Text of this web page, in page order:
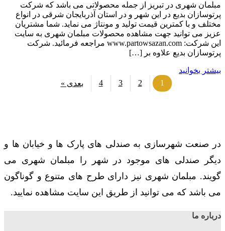
مبلمان شهری در تبریز از جمله محصولاتی می باشد که شرکت
پرتوسازان بدیع در این شهر و در استان آذربایجان شرقی در انواع
مختلف و با کمترین قیمت تولید و مونتاژ می نماید. شما مشتریان
عزیز می توانید جهت مشاهده محصولات مبلمان شهری به سایت
این شرکت: www.partowsazan.com مراجعه فرمائید. شرکت
پرتوسازان بدیع علاوه بر […]
بیشتر بخوانید
1
2
3
4 بعدی »
در صنعت شهرسازی به صندلی های پارک ها و خیابان ها و
دیگر صندلی های موجود در شهر را مبلمان شهری می
گویند. مبلمان شهری نیز دارای طرح های متنوع و گوناگون
می باشد که می توانید از طریق این سایت مشاهده نمایید.
درباره ما